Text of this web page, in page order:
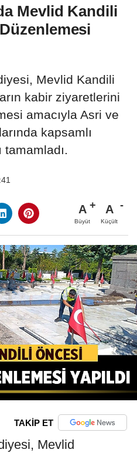
Mevlid Kandili
Mevlid Kandili
kabir ziyaretlerini
amacıyla Asri ve
kapsamlı
tamamladı.
A
Büyüt
A
Küçült
TAKİP ET
Mevlid